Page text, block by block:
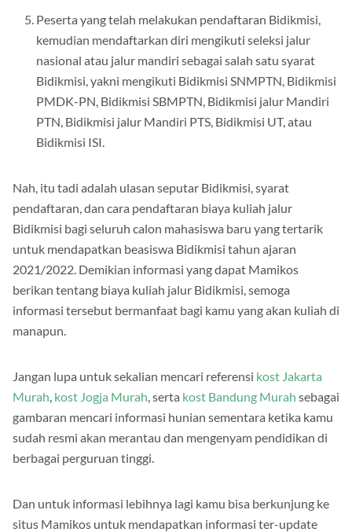
Peserta yang telah melakukan pendaftaran Bidikmisi,
kemudian mendaftarkan diri mengikuti seleksi jalur
nasional atau jalur mandiri sebagai salah satu syarat
Bidikmisi, yakni mengikuti Bidikmisi SNMPTN, Bidikmisi
PMDK-PN, Bidikmisi SBMPTN, Bidikmisi jalur Mandiri
PTN, Bidikmisi jalur Mandiri PTS, Bidikmisi UT, atau
Bidikmisi ISI.
Nah, itu tadi adalah ulasan seputar Bidikmisi, syarat
pendaftaran, dan cara pendaftaran biaya kuliah jalur
Bidikmisi bagi seluruh calon mahasiswa baru yang tertarik
untuk mendapatkan beasiswa Bidikmisi tahun ajaran
2021/2022. Demikian informasi yang dapat Mamikos
berikan tentang biaya kuliah jalur Bidikmisi, semoga
informasi tersebut bermanfaat bagi kamu yang akan kuliah di
manapun.
Jangan lupa untuk sekalian mencari referensi kost Jakarta
Murah kost Jogja Murah , serta kost Bandung Murah sebagai
gambaran mencari informasi hunian sementara ketika kamu
sudah resmi akan merantau dan mengenyam pendidikan di
berbagai perguruan tinggi.
Dan untuk informasi lebihnya lagi kamu bisa berkunjung ke
situs Mamikos untuk mendapatkan informasi ter-update